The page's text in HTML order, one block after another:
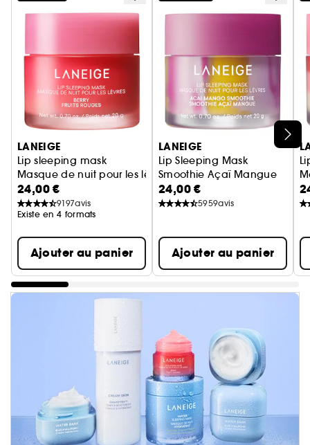
Ignorer le carrousel produits
LANEIGE
Lip sleeping mask
Masque de nuit pour les lèvres
24,00 €
9197avis
Existe en 4 formats
Ajouter au panier
LANEIGE
Lip Sleeping Mask
Smoothie Açaï Mangue
Masque Nuit pour Lèvres
24,00 €
5959avis
Ajouter au panier